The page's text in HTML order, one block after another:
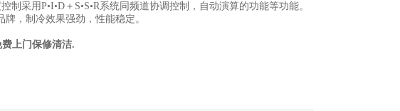
制采用P•I•D ＋ S•S•R系统同频道协调控制，自动演算的功能等功能。
，制冷效果强劲，性能稳定。
上门保修清洁.